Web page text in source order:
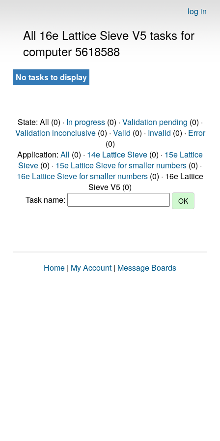
log in
All 16e Lattice Sieve V5 tasks for
computer 5618588
No tasks to display
State: All (0) · In progress(0) · Validation pending (0) ·
Validation inconclusive(0) · Valid (0) · Invalid (0) · Error
(0)
Application: All (0) · 14e Lattice Sieve (0) · 15e Lattice
Sieve (0) · 15e Lattice Sieve for smaller numbers (0) ·
16e Lattice Sieve for smaller numbers (0) · 16e Lattice
Sieve V5 (0)
Task name:
Home | My Account | Message Boards